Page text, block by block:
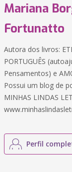
Mariana
Fortunatto
Autora dos livros:
PORTUGUÊS
Pensamentos) e
Possui um blog de
MINHAS LINDAS
Perfil